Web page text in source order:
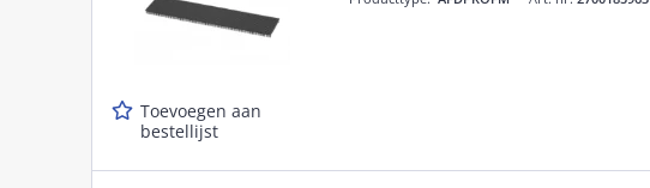
Toevoegen aan
bestellijst